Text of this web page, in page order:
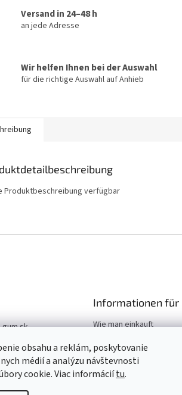
obsahu a reklám, poskytovanie
médií a analýzu návštevnosti
cookie. Viac informáciítu.
Versand in 24–48 h
an jede Adresse
Wir helfen Ihnen bei der Auswahl
für die richtige Auswahl auf Anhieb
Produktbeschreibung verfügbar
gum.sk
907 970
509 061
Informationen für
Wie man einkauft
Hilfe